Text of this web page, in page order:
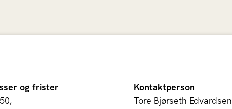
og frister
Kontaktperson
Tore Bjørseth Edvardsen